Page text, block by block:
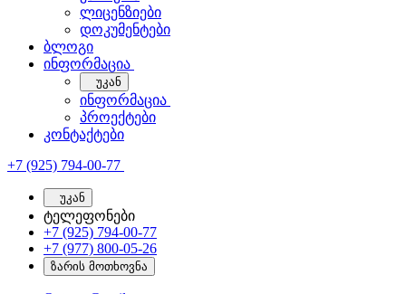
ლიცენზიები
დოკუმენტები
ბლოგი
ინფორმაცია
უკან
ინფორმაცია
პროექტები
კონტაქტები
+7 (925) 794-00-77
უკან
ტელეფონები
+7 (925) 794-00-77
+7 (977) 800-05-26
ზარის მოთხოვნა